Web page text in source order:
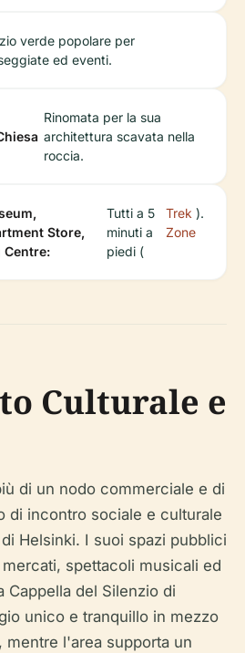
verde popolare per
ed eventi.
Rinomata per la sua
architettura scavata nella
roccia.
Store,
Centre:
Tutti a 5
minuti a
piedi (
Trek
Zone
).
Culturale e
di un nodo commerciale e di
di incontro sociale e culturale
Helsinki. I suoi spazi pubblici
spettacoli musicali ed
Cappella del Silenzio di
unico e tranquillo in mezzo
mentre l'area supporta un